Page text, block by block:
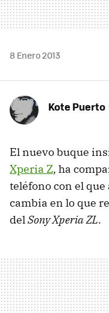
8 Enero 2013
Kote Puerto
El nuevo buque
Xperia Z, ha
teléfono con el
cambia en lo que
delSony Xperia ZL.